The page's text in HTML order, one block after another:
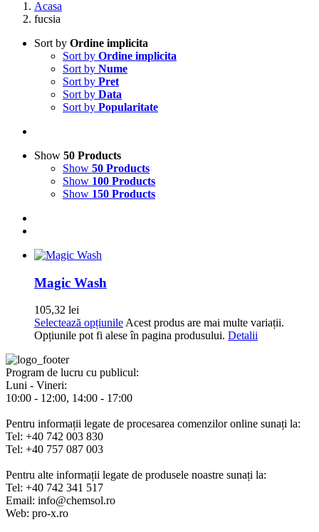
Acasa
fucsia
Sort by Ordine implicita
Sort by Ordine implicita
Sort by Nume
Sort by Pret
Sort by Data
Sort by Popularitate
Show 50 Products
Show 50 Products
Show 100 Products
Show 150 Products
Magic Wash
105,32 lei
Selectează opțiunileAcest produs are mai multe variații.
Opțiunile pot fi alese în pagina produsului. Detalii
Program de lucru cu publicul:
Luni - Vineri:
10:00 - 12:00, 14:00 - 17:00
Pentru informații legate de procesarea comenzilor online sunați la:
Tel: +40 742 003 830
Tel: +40 757 087 003
Pentru alte informații legate de produsele noastre sunați la:
Tel: +40 742 341 517
Email: info@chemsol.ro
Web: pro-x.ro